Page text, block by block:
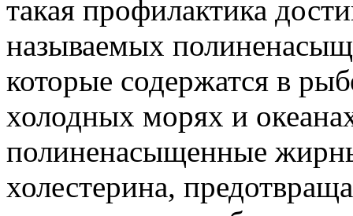
такая профилактика
называемых
которые содержатся в
холодных морях и
полиненасыщенные
холестерина,